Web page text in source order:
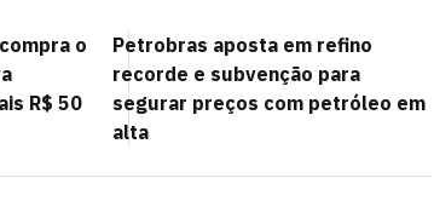
o
R$ 50
Petrobras aposta em refino
recorde e subvenção para
segurar preços com petróleo em
alta